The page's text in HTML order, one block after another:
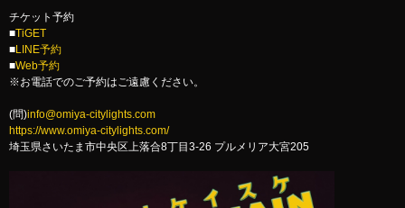
チケット予約
■TiGET
■LINE予約
■Web予約
※お電話でのご予約はご遠慮ください。
(問)info@omiya-citylights.com
https://www.omiya-citylights.com/
埼玉県さいたま市中央区上落合8丁目3-26 プルメリア大宮205